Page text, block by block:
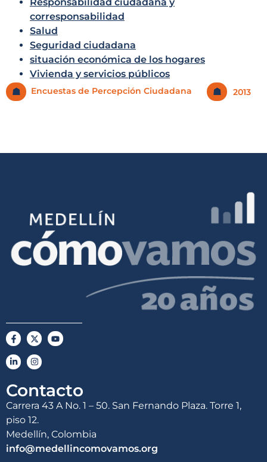
corresponsabilidad
Salud
Seguridad ciudadana
situación económica de los hogares
Vivienda y servicios públicos
☗
Encuestas de Percepción Ciudadana ☗ 2013
Contacto
Carrera 43 A No. 1 – 50. San Fernando Plaza. Torre 1,
piso 12.
Medellín, Colombia
info@medellincomovamos.org